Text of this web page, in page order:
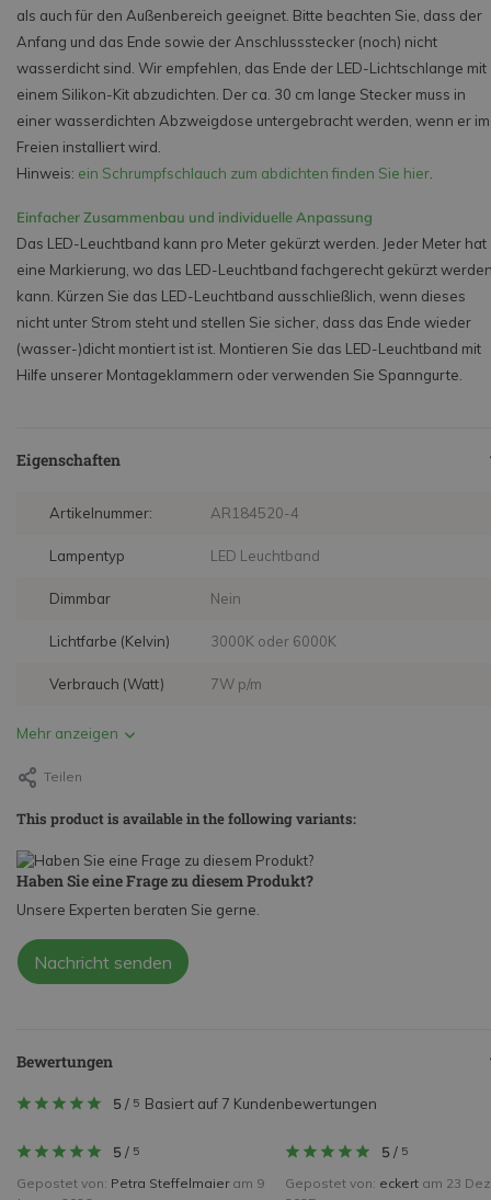
als auch für den Außenbereich geeignet. Bitte beachten Sie, dass der
Anfang und das Ende sowie der Anschlussstecker (noch) nicht
wasserdicht sind. Wir empfehlen, das Ende der LED-Lichtschlange mit
einem Silikon-Kit abzudichten. Der ca. 30 cm lange Stecker muss in
einer wasserdichten Abzweigdose untergebracht werden, wenn er im
Freien installiert wird.
Hinweis: ein Schrumpfschlauch zum abdichten finden Sie hier.
Einfacher Zusammenbau und individuelle Anpassung
Das LED-Leuchtband kann pro Meter gekürzt werden. Jeder Meter hat
eine Markierung, wo das LED-Leuchtband fachgerecht gekürzt
kann. Kürzen Sie das LED-Leuchtband ausschließlich, wenn dieses
nicht unter Strom steht und stellen Sie sicher, dass das Ende wieder
(wasser-)dicht montiert ist ist. Montieren Sie das LED-Leuchtband mit
Hilfe unserer Montageklammern oder verwenden Sie Spanngurte.
Eigenschaften
Artikelnummer: AR184520-4
Lampentyp LED Leuchtband
Dimmbar Nein
Lichtfarbe (Kelvin) 3000K oder 6000K
Verbrauch (Watt) 7W p/m
Mehr anzeigen
Teilen
This product is available in the following variants:
Haben Sie eine Frage zu diesem Produkt?
Unsere Experten beraten Sie gerne.
Nachricht senden
Bewertungen
5/ 5 Basiert auf 7 Kundenbewertungen
5/ 5
Gepostet von: Petra Steffelmaieram 9
5/ 5
Gepostet von: eckert am 23